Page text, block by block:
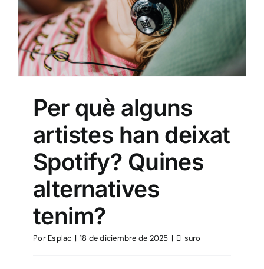
El suro
Per què alguns
artistes han deixat
Spotify? Quines
alternatives
tenim?
Por Esplac | 18 de diciembre de 2025 | El suro